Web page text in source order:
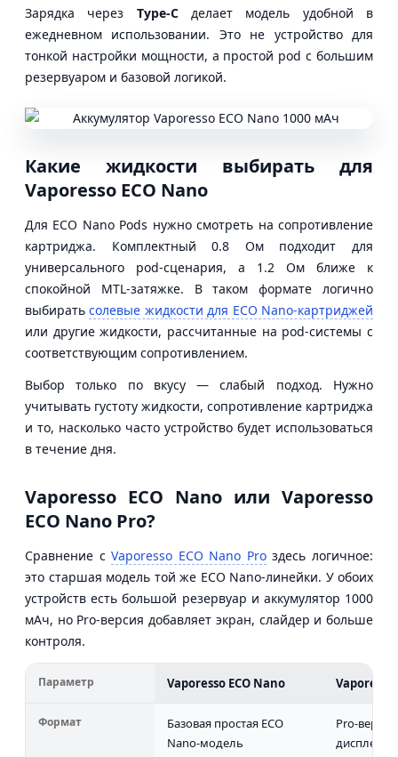
Зарядка через Type-Cделает модель удобной в
ежедневном использовании. Это не устройство для
тонкой настройки мощности, а простой pod с большим
резервуаром и базовой логикой.
Какие жидкости выбирать для
Vaporesso ECO Nano
Для ECO Nano Pods нужно смотреть на сопротивление
картриджа. Комплектный 0.8 Ом подходит для
универсального pod-сценария, а 1.2 Ом ближе к
спокойной MTL-затяжке. В таком формате логично
выбиратьсолевые жидкости для ECO Nano-картриджей
или другие жидкости, рассчитанные на pod-системы с
соответствующим сопротивлением.
Выбор только по вкусу — слабый подход. Нужно
учитывать густоту жидкости, сопротивление картриджа
и то, насколько часто устройство будет использоваться
в течение дня.
Vaporesso ECO Nano или Vaporesso
ECO Nano Pro?
Сравнение сVaporesso ECO Nano Proздесь логичное:
это старшая модель той же ECO Nano-линейки. У обоих
устройств есть большой резервуар и аккумулятор 1000
мАч, но Pro-версия добавляет экран, слайдер и больше
контроля.
Параметр Vaporesso ECO Nano Vaporesso
Формат
Базовая простая ECO
Nano-модель
Pro-
дисплеем